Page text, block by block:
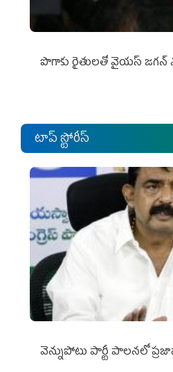
పొగాకు రైతుల‌తో వైయ‌స్
టాప్ స్టోరీస్
వెన్నుపోటు పార్టీ పాలనలో